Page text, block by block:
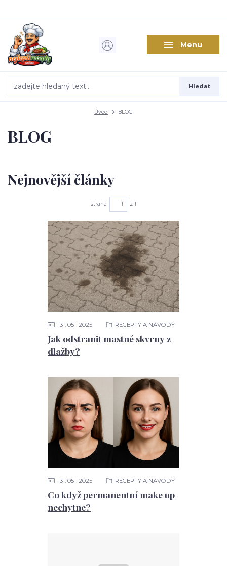
Menu
Hledat
Úvod BLOG
BLOG
Nejnovější články
strana z 1
Jak odstranit mastné skvrny z
dlažby?
13 05 2025 RECEPTY A NÁVODY
Co když permanentní make up
nechytne?
13 05 2025 RECEPTY A NÁVODY